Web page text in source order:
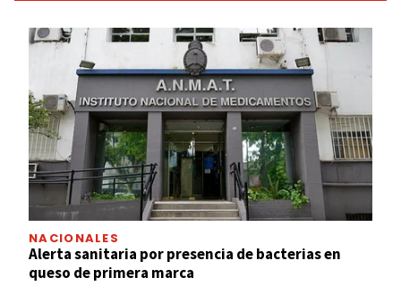
NACIONALES
Alerta sanitaria por presencia de bacterias en
queso de primera marca